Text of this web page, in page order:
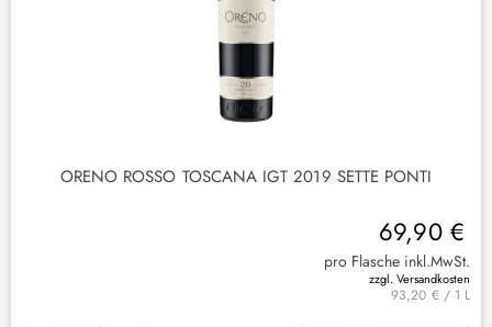
ORENO ROSSO TOSCANA IGT 2019 SETTE PONTI
69,90 €
pro Flasche inkl.MwSt.
zzgl. Versandkosten
93,20 € / 1 L